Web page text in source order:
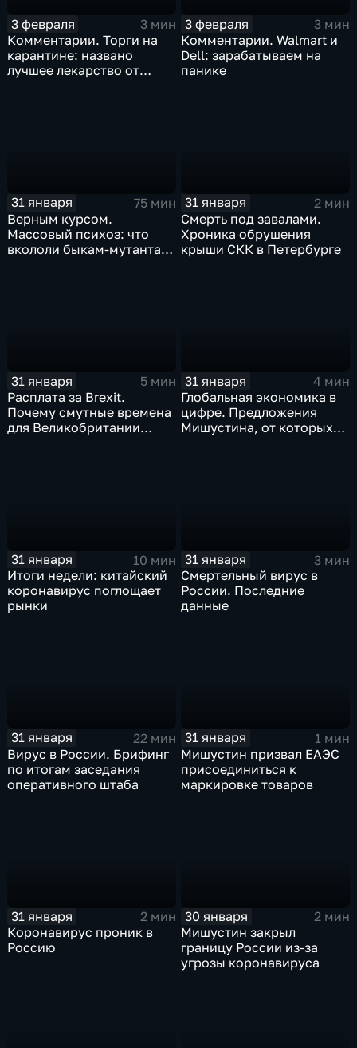
3 февраля
3 мин
Комментарии. Торги на
карантине: названо
лучшее лекарство от
3 февраля
3 мин
Комментарии. Walmart и
Dell: зарабатываем на
панике
31 января
75 мин
Верным курсом.
Массовый психоз: что
вкололи быкам-мутантам,
31 января
2 мин
Смерть под завалами.
Хроника обрушения
крыши СКК в Петербурге
31 января
5 мин
Расплата за Brexit.
Почему смутные времена
для Великобритании
31 января
4 мин
Глобальная экономика в
цифре. Предложения
Мишустина, от которых
31 января
10 мин
Итоги недели: китайский
коронавирус поглощает
рынки
31 января
3 мин
Смертельный вирус в
России. Последние
данные
31 января
22 мин
Вирус в России. Брифинг
по итогам заседания
оперативного штаба
31 января
1 мин
Мишустин призвал ЕАЭС
присоединиться к
маркировке товаров
31 января
2 мин
Коронавирус проник в
Россию
30 января
2 мин
Мишустин закрыл
границу России из-за
угрозы коронавируса